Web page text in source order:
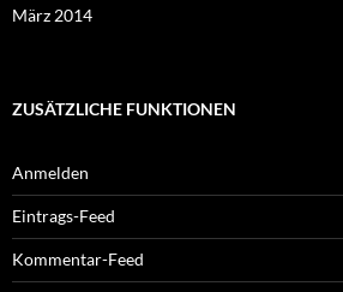
März 2014
ZUSÄTZLICHE FUNKTIONEN
Anmelden
Eintrags-Feed
Kommentar-Feed